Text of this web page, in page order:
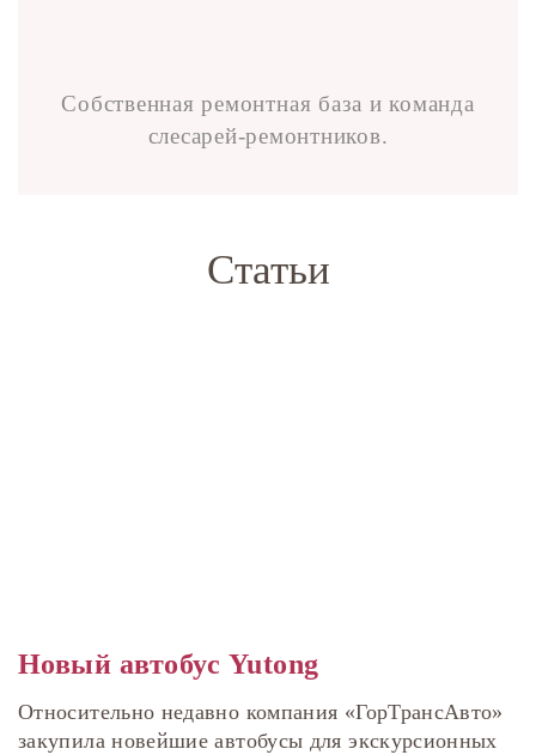
Собственная ремонтная база и команда
слесарей-ремонтников.
Статьи
Новый автобус Yutong
Относительно недавно компания «ГорТрансАвто»
закупила новейшие автобусы для экскурсионных